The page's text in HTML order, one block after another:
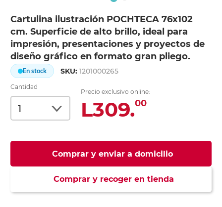
Cartulina ilustración POCHTECA 76x102
cm. Superficie de alto brillo, ideal para
impresión, presentaciones y proyectos de
diseño gráfico en formato gran pliego.
En stock SKU:1201000265
Cantidad
Precio exclusivo online:
L309.00
Comprar y enviar a domicilio
Comprar y recoger en tienda